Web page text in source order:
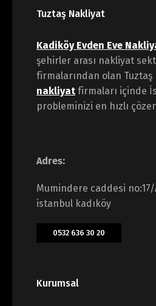
Tuztaş Nakliyat
Kadiköy Evden Eve
şehirler arası nakliyat
firmalarından olan Tuztaş
nakliyat firmaları içinde
probleminizi en hızlı
Adres:
Mumindere caddesi
istanbul kadıköy
0532 636 30 20
Kurumsal